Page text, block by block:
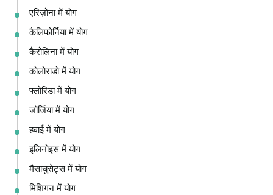
एरिज़ोना में योग
कैलिफोर्निया में योग
कैरोलिना में योग
कोलोराडो में योग
फ्लोरिडा में योग
जॉर्जिया में योग
हवाई में योग
इलिनोइस में योग
मैसाचुसेट्स में योग
मिशिगन में योग